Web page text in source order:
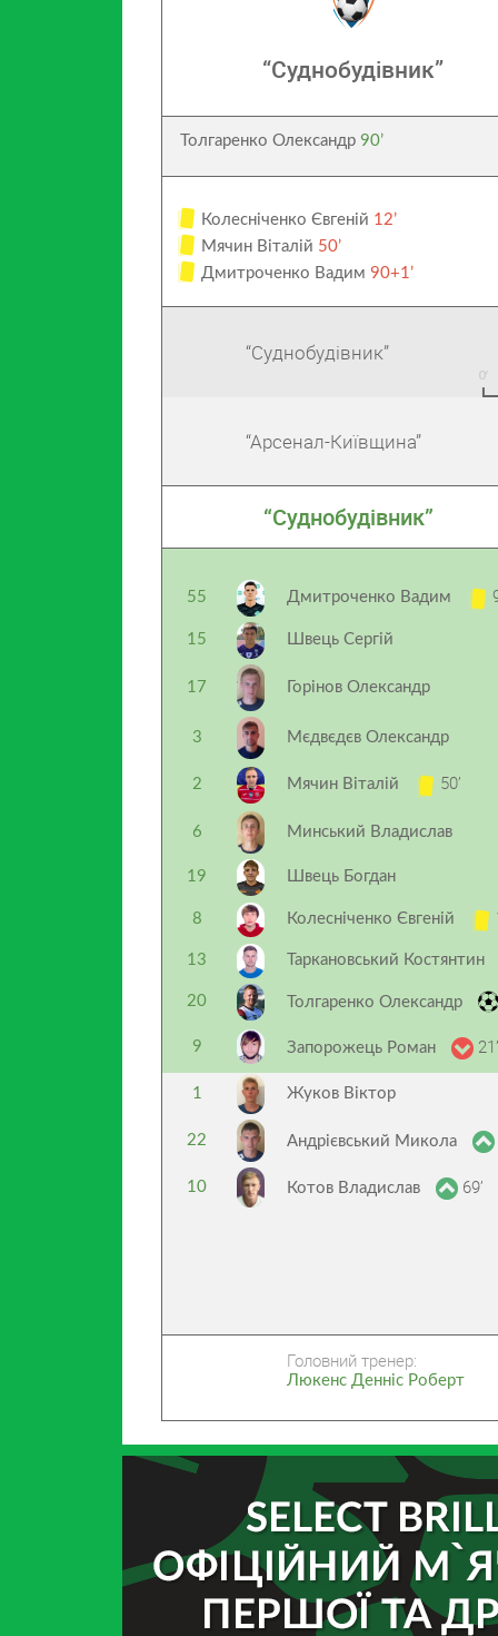
“Суднобудівник”
Толгаренко Олександр90’
Колесніченко Євгеній 12’
Мячин Віталій 50’
Дмитроченко Вадим 90+1’
“Суднобудівник”
“Арсенал-Київщина”
“Суднобудівник”
55 Дмитроченко Вадим
15 Швець Сергій
17 Горінов Олександр
3 Мєдвєдєв Олександр
2 Мячин Віталій 50’
6 Минський Владислав
19 Швець Богдан
8 Колесніченко Євгеній
13 Таркановський Костянтин
20 Толгаренко Олександр
9 Запорожець Роман 21’
1 Жуков Віктор
22 Андрієвський Микола
10 Котов Владислав 69’
Головний тренер:
Люкенс Денніс Роберт